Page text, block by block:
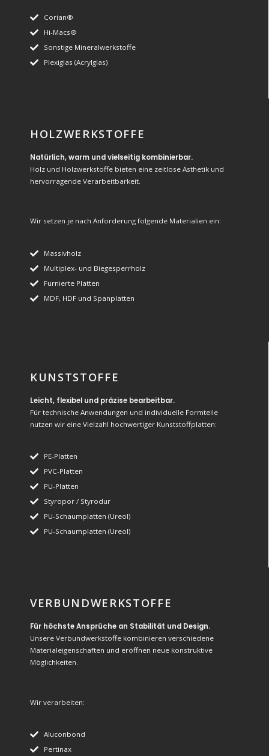
Corian®
Hi-Macs®
Sonstige Mineralwerkstoffe
Plexiglas (Acrylglas)
HOLZWERKSTOFFE
Natürlich, warm und vielseitig kombinierbar.
Holz und Holzwerkstoffe bieten eine zeitlose Ästhetik und
hervorragende Verarbeitbarkeit.
Wir setzen je nach Anforderung folgende Materialien ein:
Massivholz
Multiplex- und Biegesperrholz
Furnierte Platten
MDF, HDF und Spanplatten
KUNSTSTOFFE
Leicht, flexibel und präzise bearbeitbar.
Für technische Anwendungen und individuelle Formteile
nutzen wir eine Vielzahl hochwertiger Kunststoffplatten:
PE-Platten
PVC-Platten
PU-Platten
Styropor / Styrodur
PU-Schaumplatten (Ureol)
PU-Schaumplatten (Ureol)
VERBUNDWERKSTOFFE
Für höchste Ansprüche an Stabilität und Design.
Unsere Verbundwerkstoffe kombinieren verschiedene
Materialeigenschaften und eröffnen neue konstruktive
Möglichkeiten.
Wir verarbeiten:
Aluconbond
Pertinax